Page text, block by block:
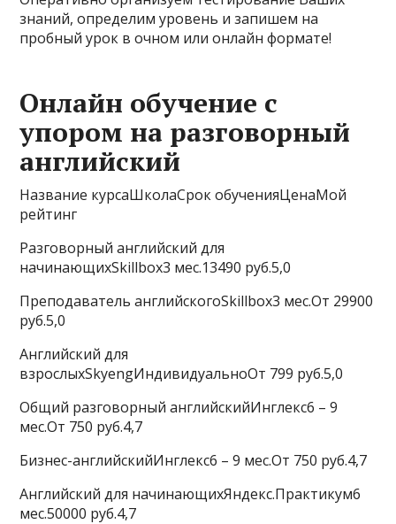
знаний, определим уровень и запишем на
пробный урок в очном или онлайн формате!
Онлайн обучение с
упором на разговорный
английский
Название курсаШколаСрок обученияЦенаМой
рейтинг
Разговорный английский для
начинающихSkillbox3 мес.13490 руб.5,0
Преподаватель английскогоSkillbox3 мес.От 29900
руб.5,0
Английский для
взрослыхSkyengИндивидуальноОт 799 руб.5,0
Общий разговорный английскийИнглекс6 – 9
мес.От 750 руб.4,7
Бизнес-английскийИнглекс6 – 9 мес.От 750 руб.4,7
Английский для начинающихЯндекс.Практикум6
мес.50000 руб.4,7